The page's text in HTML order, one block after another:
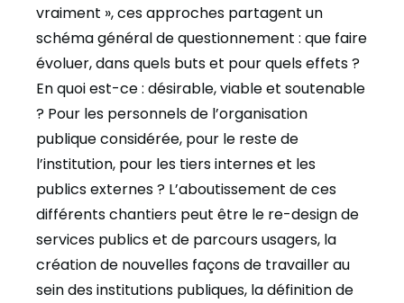
vraiment », ces approches partagent un
schéma général de questionnement : que faire
évoluer, dans quels buts et pour quels effets ?
En quoi est-ce : désirable, viable et soutenable
? Pour les personnels de l’organisation
publique considérée, pour le reste de
l’institution, pour les tiers internes et les
publics externes ? L’aboutissement de ces
différents chantiers peut être le re-design de
services publics et de parcours usagers, la
création de nouvelles façons de travailler au
sein des institutions publiques, la définition de